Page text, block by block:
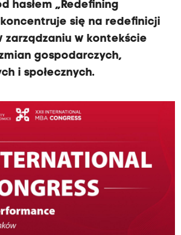
hasłem „Redefining
się na redefinicji
zarządzaniu w kontekście
gospodarczych,
i społecznych.